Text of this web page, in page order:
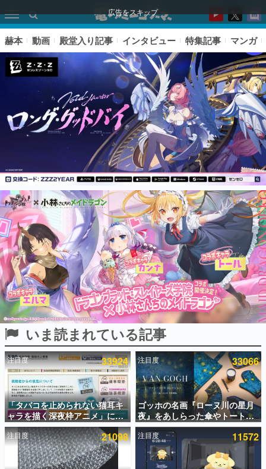
広告をスキップ
ピックアップ
電ファミのいま読まれている記事ランキング
アプリセール情報
インタビュー
連載・特集一覧
殿堂入り記事
SNS拡散数が数千以上！ ページビュー数万以上！ などな
ど。多くの人々に読まれた、電ファミ渾身の“殿堂入り”記
事をまとめました。
ゲームの企画書
名作ゲームクリエイターの方々に製作時のエピソードをお
聞きし、ヒットする企画（ゲーム）とは何か？を探ってい
きます。
赫本
この物語を解いてはいけない。『赫本』は、〈試験問題〉
の形をした短編ホラー小説集です。
赫本 動画 殿堂入り記事 インタビュー 特集記事 マンガ
いま読まれている記事
注目度 33924
「タバコを止められない猫耳キ
ャラを描く深夜枠アニメ」に視
聴者の一部から批判意見。違法
薬物の使用と思わしき描写も含
めて、BPOが議論を交わす
注目度 33066
ゴッホの名画『ローヌ川の星月
夜』をあしらった傘やトートバ
ッグなどが登場。8月7日21時よ
り2日間限定で予約販売
注目度 21098 注目度 11572